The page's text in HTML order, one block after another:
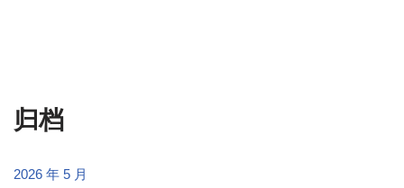
归档
2026 年 5 月